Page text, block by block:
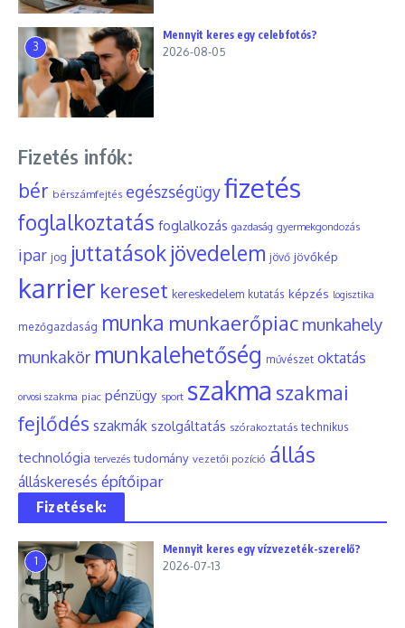
3
Mennyit keres egy celebfotós?
2026-08-05
Fizetés infók:
bér bérszámfejtés egészségügyfizetés
foglalkoztatás foglalkozás gazdaság gyermekgondozás
ipar jog juttatások jövedelem jövő jövőkép
karrier kereset kereskedelem kutatás képzés logisztika
mezőgazdaság munka munkaerőpiac munkahely
munkakör munkalehetőség művészet oktatás
orvosi szakma piac pénzügy sport szakma szakmai
fejlődés szakmák szolgáltatás szórakoztatás technikus
technológia tervezés tudomány vezetői pozíció állás
álláskeresés építőipar
Fizetések:
1
Mennyit keres egy vízvezeték-szerelő?
2026-07-13